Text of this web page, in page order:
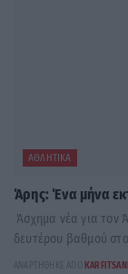
ΑΘΛΗΤΙΚΆ
Άρης: Ένα μήνα
Άσχημα νέα για τον
δευτέρου βαθμού